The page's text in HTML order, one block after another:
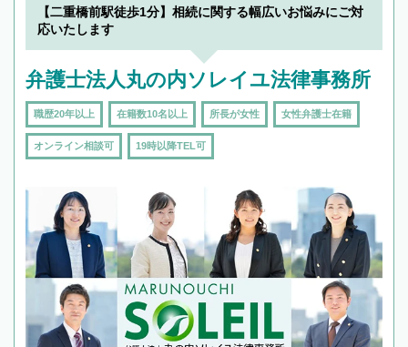
【二重橋前駅徒歩1分】相続に関する幅広いお悩みにご対
応いたします
弁護士法人丸の内ソレイユ法律事務所
職歴20年以上 在籍数10名以上 所長が女性 女性弁護士在籍
オンライン相談可 19時以降TEL可